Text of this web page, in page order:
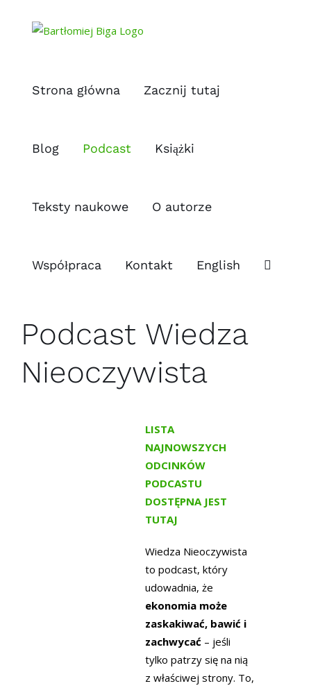
Strona główna Zacznij tutaj
Blog Podcast Książki
Teksty naukowe O autorze
Współpraca Kontakt English
Podcast Wiedza
Nieoczywista
LISTA
NAJNOWSZYCH
ODCINKÓW
PODCASTU
DOSTĘPNA JEST
TUTAJ
Wiedza Nieoczywista
to podcast, który
udowadnia, że
ekonomia może
zaskakiwać, bawić i
zachwycać – jeśli
tylko patrzy się na nią
z właściwej strony. To,